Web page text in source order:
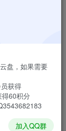
登录购买
12.85 GB
盘，如果需要
获得
60积分
加入QQ群